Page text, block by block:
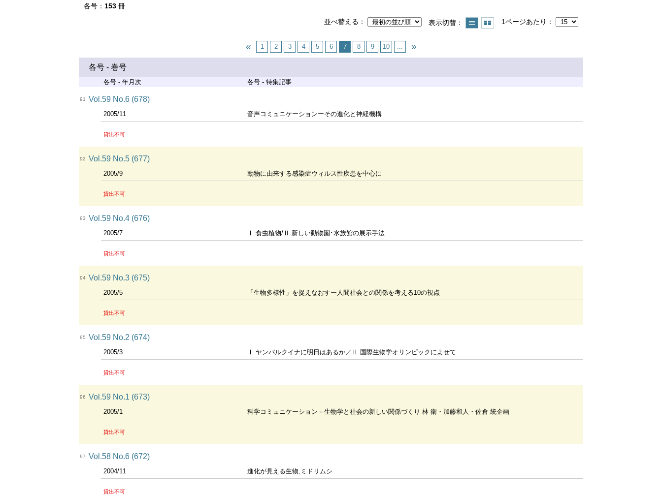
各号 153 冊
並べ替える
表示切替 1ページあたり
1 2 3 4 5 6 7 8 9 10 ...
各号 - 巻号
各号 - 年月次 各号 - 特集記事
91 Vol.59 No.6 (678)
2005/11 音声コミュニケーションーその進化と神経機構
貸出不可
92 Vol.59 No.5 (677)
2005/9 動物に由来する感染症ウィルス性疾患を中心に
貸出不可
93 Vol.59 No.4 (676)
2005/7 Ⅰ.食虫植物/Ⅱ.新しい動物園･水族館の展示手法
貸出不可
94 Vol.59 No.3 (675)
2005/5 「生物多様性」を捉えなおすー人間社会との関係を考える10の視点
貸出不可
95 Vol.59 No.2 (674)
2005/3 Ⅰ ヤンバルクイナに明日はあるか／Ⅱ 国際生物学オリンピックによせて
貸出不可
96 Vol.59 No.1 (673)
2005/1 科学コミュニケーション－生物学と社会の新しい関係づくり 林 衛・加藤和人・佐倉 統企画
貸出不可
97 Vol.58 No.6 (672)
2004/11 進化が見える生物,ミドリムシ
貸出不可